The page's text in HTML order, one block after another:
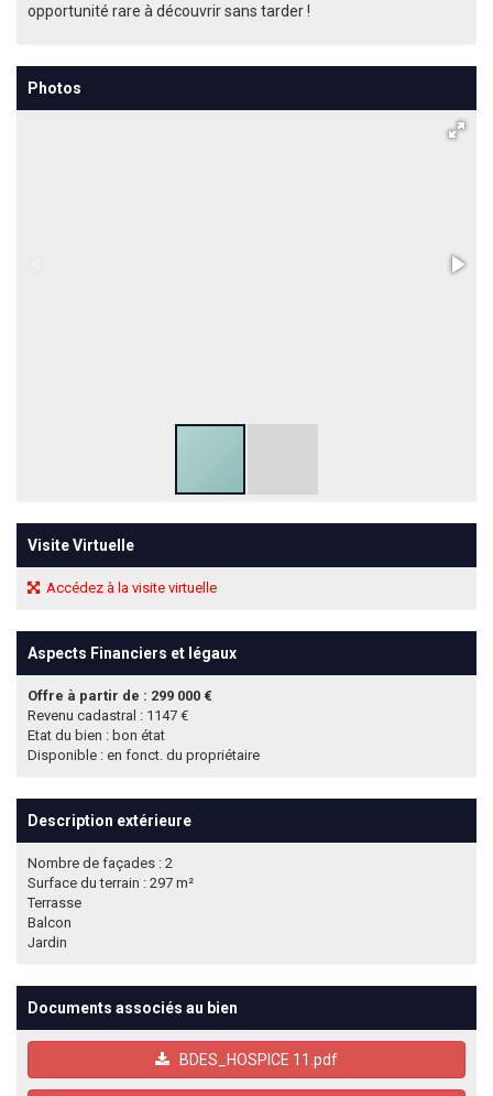
opportunité rare à découvrir sans tarder !
Photos
Visite Virtuelle
Accédez à la visite virtuelle
Aspects Financiers et légaux
Offre à partir de : 299 000 €
Revenu cadastral : 1147 €
Etat du bien : bon état
Disponible : en fonct. du propriétaire
Description extérieure
Nombre de façades : 2
Surface du terrain : 297 m²
Terrasse
Balcon
Jardin
Documents associés au bien
BDES_HOSPICE 11.pdf